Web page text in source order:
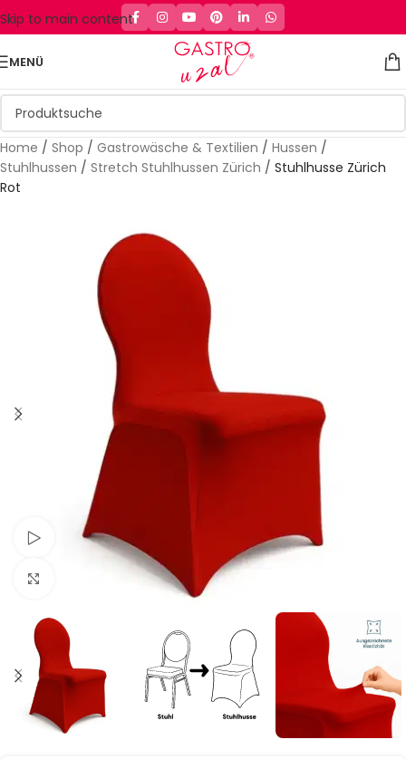
Skip to main content
MENÜ
Home / Shop / Gastrowäsche & Textilien / Hussen /
Stuhlhussen / Stretch Stuhlhussen Zürich / Stuhlhusse Zürich
Rot
Schau Video
Klick zum Vergrößern